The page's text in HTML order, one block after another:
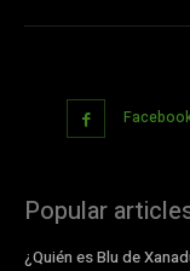
Popular
¿Quién es Blu de